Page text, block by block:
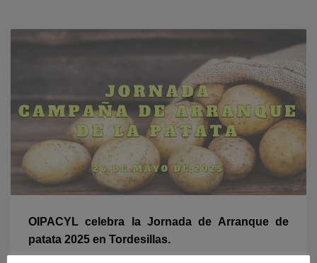
OIPACYL celebra la Jornada de Arranque de
patata 2025 en Tordesillas.